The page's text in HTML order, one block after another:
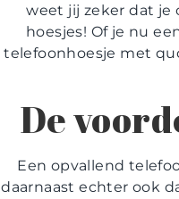
weet jij zeker dat je
hoesjes! Of je nu
telefoonhoesje met
De
Een opvallend
daarnaast echter ook